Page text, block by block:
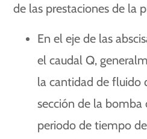
de las prestaciones de la
En el eje de las
el caudal Q,
la cantidad de fluido
sección de la
periodo de tiempo